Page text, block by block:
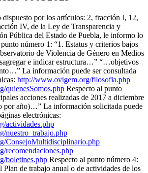
por los artículos: 2, fracción I, 12,
IV, de la Ley de Transparencia y
Pública del Estado de Puebla, le informo lo
número 1: “1. Estatus y criterios bajos
de Violencia de Género en Medios
e indicar estructura…” “…objetivos
La información puede ser consultada
http://www.ovigem.org/filosofia.php
quienesSomos.php Respecto al punto
acciones realizadas de 2017 a diciembre
por año)…” La información solicitada puede
electrónicas:
actividades.php
nuestro_trabajo.php
ConsejoMultidisciplinario.php
recomendaciones.php
boletines.php Respecto al punto número 4:
de trabajo anual o de actividades de los